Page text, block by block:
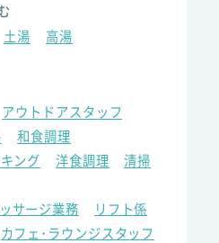
土湯 高湯
アウトドアスタッフ
和食調理
ング 洋食調理
清掃
サージ業務
リフト係
カフェ･ラウンジスタッフ